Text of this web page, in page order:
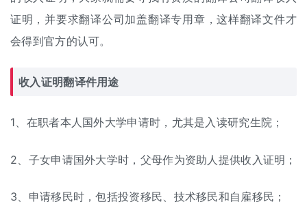
证明，并要求翻译公司加盖翻译专用章，这样翻译文件才
会得到官方的认可。
收入证明翻译件用途
1、在职者本人国外大学申请时，尤其是入读研究生院；
2、子女申请国外大学时，父母作为资助人提供收入证明；
3、申请移民时，包括投资移民、技术移民和自雇移民；